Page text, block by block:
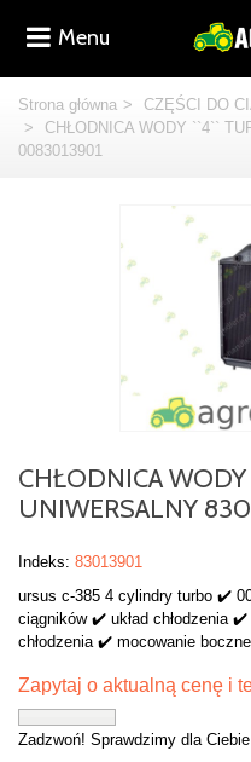
Menu
Strona główna > CZĘŚCI DO
>
CHŁODNICA WODY ``4``
0083013901
CHŁODNICA
UNIWERSALNY
Indeks: 83013901
ursus c-385 4 cylindry turbo ✔️
ciągników ✔️ układ chłodzenia
chłodzenia ✔️ mocowanie
Zapytaj o aktualną cenę i
Zadzwoń! Sprawdzimy dla